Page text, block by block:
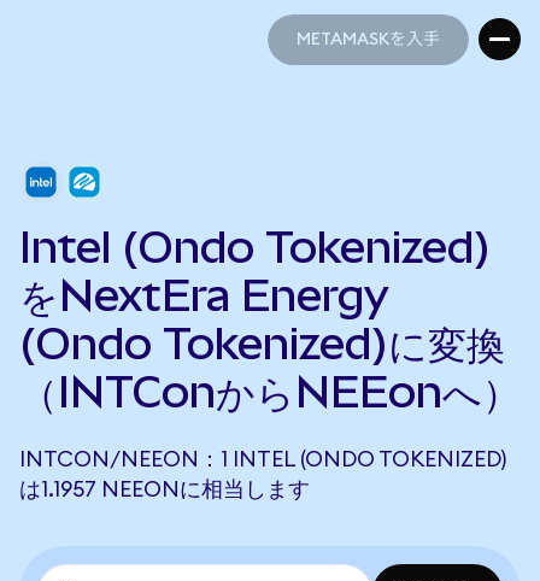
METAMASKを入手
Intel (Ondo Tokenized)
をNextEra Energy
(Ondo Tokenized)に変換
（INTConからNEEonへ）
INTCON/NEEON：1 INTEL (ONDO TOKENIZED)
は1.1957 NEEONに相当します